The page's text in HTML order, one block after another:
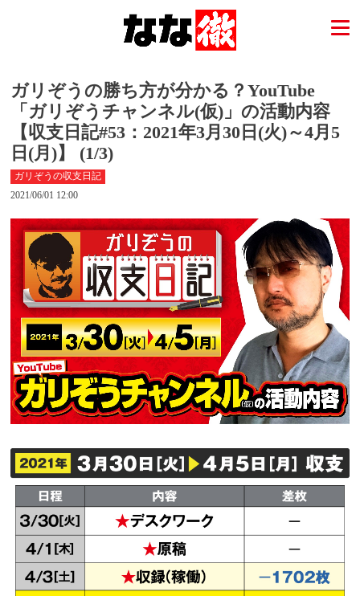
ガリぞうの勝ち方が分かる？YouTube
「ガリぞうチャンネル(仮)」の活動内容
【収支日記#53：2021年3月30日(火)～4月5
日(月)】 (1/3)
ガリぞうの収支日記
2021/06/01 12:00